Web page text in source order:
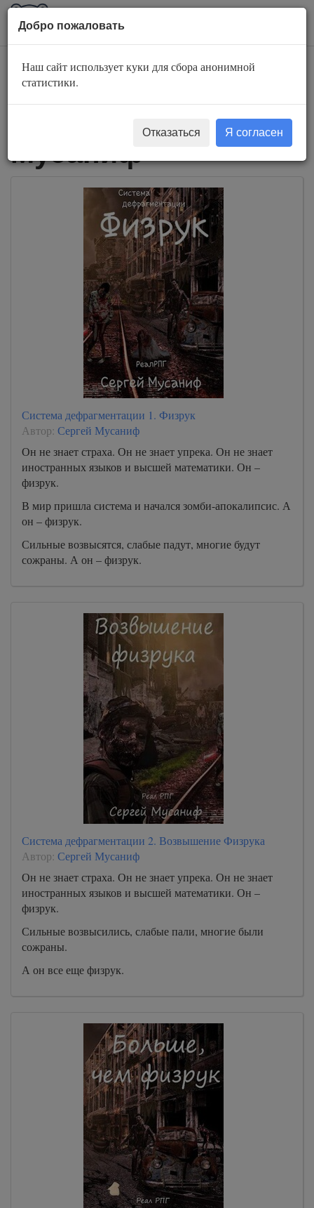
AuBook.org
Слушать
аудиокниги Сергей
Мусаниф
Система дефрагментации 1. Физрук
Автор: Сергей Мусаниф
Он не знает страха. Он не знает упрека. Он не знает
иностранных языков и высшей математики. Он –
физрук.
В мир пришла система и начался зомби-апокалипсис. А
он – физрук.
Сильные возвысятся, слабые падут, многие будут
сожраны. А он – физрук.
Система дефрагментации 2. Возвышение Физрука
Автор: Сергей Мусаниф
Он не знает страха. Он не знает упрека. Он не знает
иностранных языков и высшей математики. Он –
физрук.
Сильные возвысились, слабые пали, многие были
сожраны.
А он все еще физрук.
Добро пожаловать
Наш сайт использует куки для сбора анонимной
статистики.
Отказаться Я согласен